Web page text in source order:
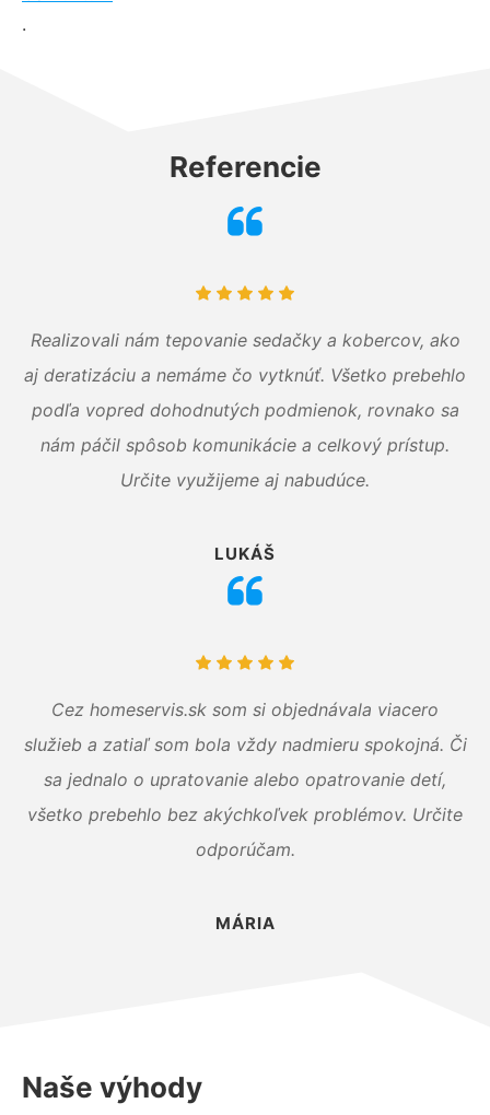
.
Referencie
Realizovali nám tepovanie sedačky a kobercov, ako
aj deratizáciu a nemáme čo vytknúť. Všetko prebehlo
podľa vopred dohodnutých podmienok, rovnako sa
nám páčil spôsob komunikácie a celkový prístup.
Určite využijeme aj nabudúce.
LUKÁŠ
Cez homeservis.sk som si objednávala viacero
služieb a zatiaľ som bola vždy nadmieru spokojná. Či
sa jednalo o upratovanie alebo opatrovanie detí,
všetko prebehlo bez akýchkoľvek problémov. Určite
odporúčam.
MÁRIA
Naše výhody